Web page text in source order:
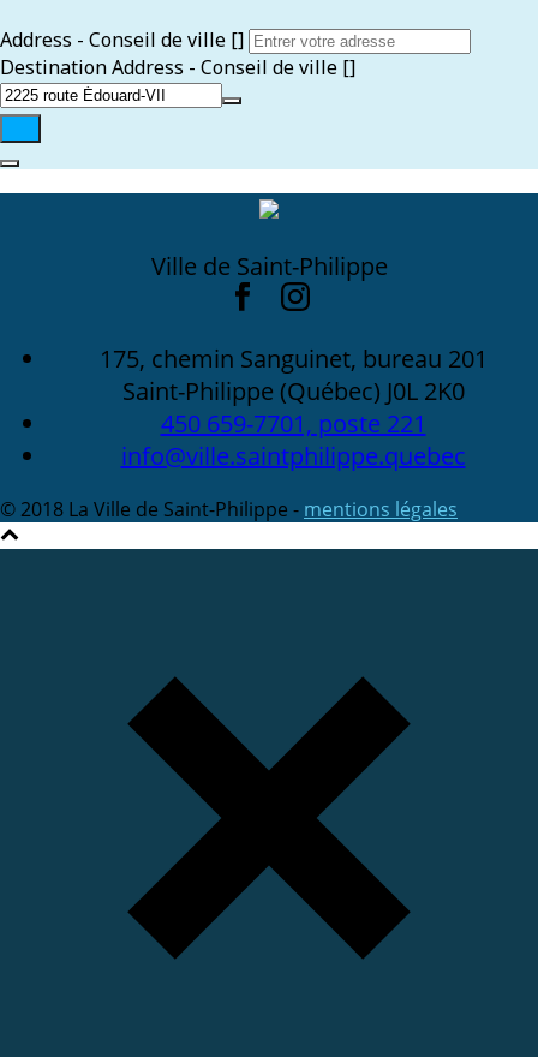
Address - Conseil de ville []
Destination Address - Conseil de ville []
Ville de Saint-Philippe
175, chemin Sanguinet, bureau 201
Saint-Philippe (Québec) J0L 2K0
450 659-7701, poste 221
info@ville.saintphilippe.quebec
© 2018 La Ville de Saint-Philippe - mentions légales